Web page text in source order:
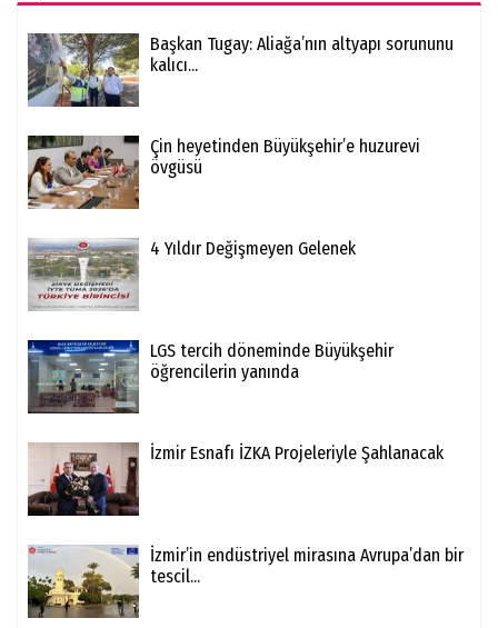
Başkan Tugay: Aliağa’nın altyapı sorununu
kalıcı...
Çin heyetinden Büyükşehir’e huzurevi
övgüsü
4 Yıldır Değişmeyen Gelenek
LGS tercih döneminde Büyükşehir
öğrencilerin yanında
İzmir Esnafı İZKA Projeleriyle Şahlanacak
İzmir’in endüstriyel mirasına Avrupa’dan bir
tescil...